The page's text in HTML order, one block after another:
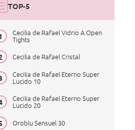
TOP-5
Cecilia de Rafael Vidrio A Open
Tights
Cecilia de Rafael Cristal
Cecilia de Rafael Eterno Super
Lucido 10
Cecilia de Rafael Eterno Super
Lucido 20
Oroblu Sensuel 30